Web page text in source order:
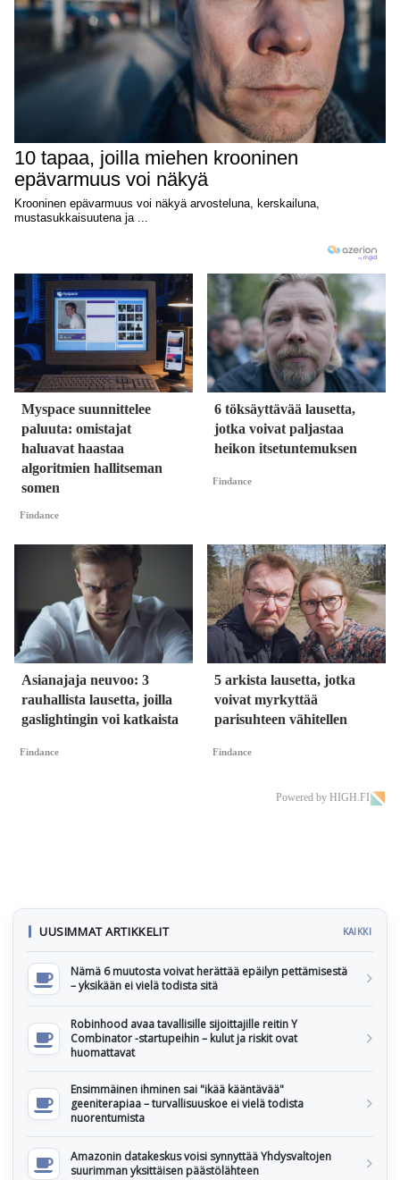
Myspace suunnittelee
paluuta: omistajat
haluavat haastaa
algoritmien hallitseman
somen
Findance
6 töksäyttävää lausetta,
jotka voivat paljastaa
heikon itsetuntemuksen
Findance
Asianajaja neuvoo: 3
rauhallista lausetta, joilla
gaslightingin voi katkaista
Findance
5 arkista lausetta, jotka
voivat myrkyttää
parisuhteen vähitellen
Findance
Powered by HIGH.FI
UUSIMMAT ARTIKKELIT KAIKKI
Nämä 6 muutosta voivat herättää epäilyn pettämisestä
– yksikään ei vielä todista sitä
Robinhood avaa tavallisille sijoittajille reitin Y
Combinator -startupeihin – kulut ja riskit ovat
huomattavat
Ensimmäinen ihminen sai "ikää kääntävää"
geeniterapiaa – turvallisuuskoe ei vielä todista
nuorentumista
Amazonin datakeskus voisi synnyttää Yhdysvaltojen
suurimman yksittäisen päästölähteen